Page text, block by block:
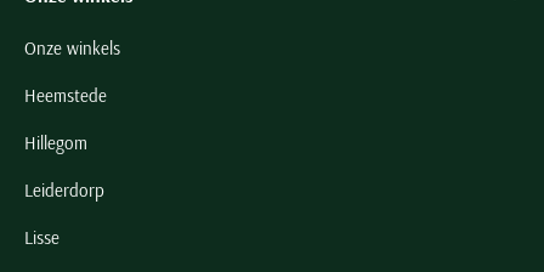
Onze winkels
Heemstede
Hillegom
Leiderdorp
Lisse